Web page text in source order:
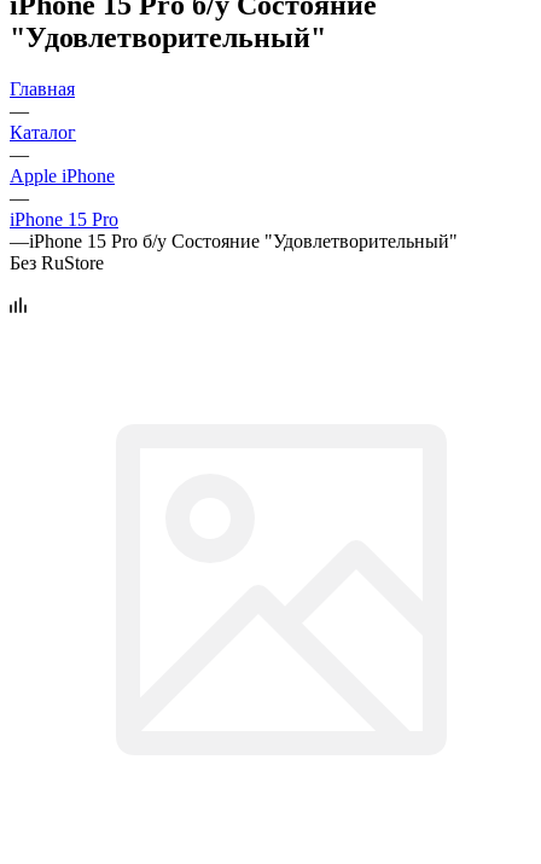
"Удовлетворительный"
Главная
—
Каталог
—
Apple iPhone
—
iPhone 15 Pro
—iPhone 15 Pro б/у Состояние "Удовлетворительный"
Без RuStore